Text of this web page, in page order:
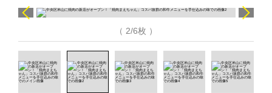
（ 2/6枚 ）